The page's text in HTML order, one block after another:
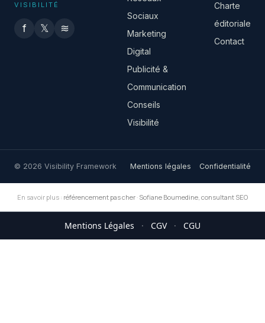
VISIBILITÉ
f 𝕏 ≋
Sociaux
Marketing
Digital
Publicité &
Communication
Conseils
Visibilité
Charte
éditoriale
Contact
© 2026 Visibility Framework Mentions légales Confidentialité
En savoir plus : référencement pas cher · Sofiane Boumedine, consultant SEO
Mentions Légales · CGV · CGU